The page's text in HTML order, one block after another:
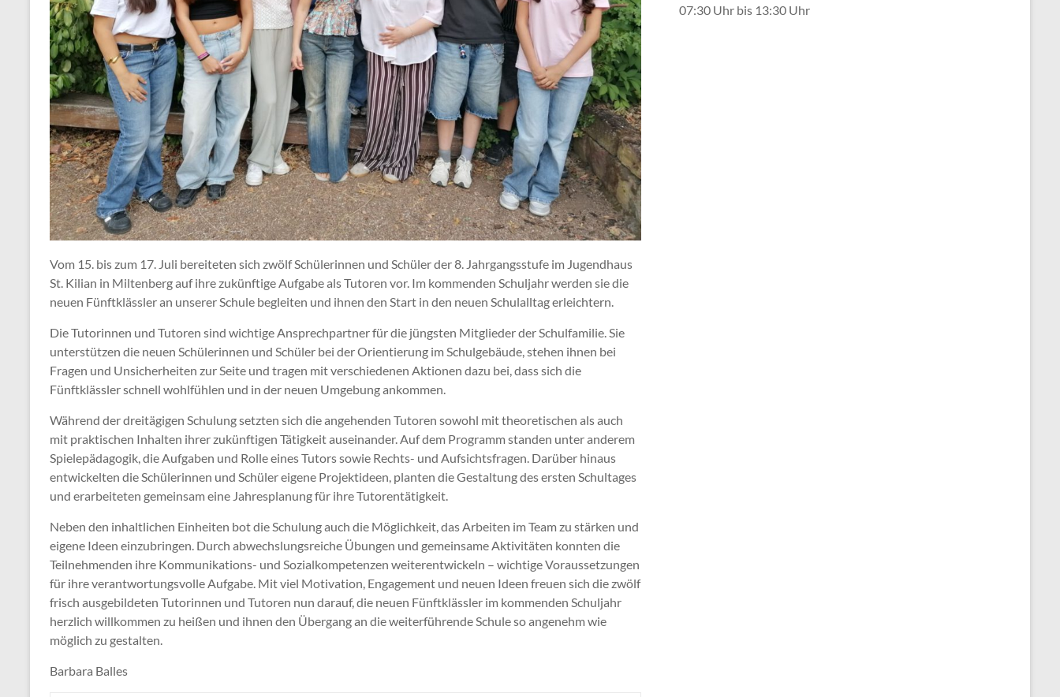
Vom 15. bis zum 17. Juli bereiteten sich zwölf Schülerinnen und Schüler der 8. Jahrgangsstufe im Jugendhaus
St. Kilian in Miltenberg auf ihre zukünftige Aufgabe als Tutoren vor. Im kommenden Schuljahr werden sie die
neuen Fünftklässler an unserer Schule begleiten und ihnen den Start in den neuen Schulalltag erleichtern.
Die Tutorinnen und Tutoren sind wichtige Ansprechpartner für die jüngsten Mitglieder der Schulfamilie. Sie
unterstützen die neuen Schülerinnen und Schüler bei der Orientierung im Schulgebäude, stehen ihnen bei
Fragen und Unsicherheiten zur Seite und tragen mit verschiedenen Aktionen dazu bei, dass sich die
Fünftklässler schnell wohlfühlen und in der neuen Umgebung ankommen.
Während der dreitägigen Schulung setzten sich die angehenden Tutoren sowohl mit theoretischen als auch
mit praktischen Inhalten ihrer zukünftigen Tätigkeit auseinander. Auf dem Programm standen unter anderem
Spielepädagogik, die Aufgaben und Rolle eines Tutors sowie Rechts- und Aufsichtsfragen. Darüber hinaus
entwickelten die Schülerinnen und Schüler eigene Projektideen, planten die Gestaltung des ersten Schultages
und erarbeiteten gemeinsam eine Jahresplanung für ihre Tutorentätigkeit.
Neben den inhaltlichen Einheiten bot die Schulung auch die Möglichkeit, das Arbeiten im Team zu stärken und
eigene Ideen einzubringen. Durch abwechslungsreiche Übungen und gemeinsame Aktivitäten konnten die
Teilnehmenden ihre Kommunikations- und Sozialkompetenzen weiterentwickeln – wichtige Voraussetzungen
für ihre verantwortungsvolle Aufgabe. Mit viel Motivation, Engagement und neuen Ideen freuen sich die zwölf
frisch ausgebildeten Tutorinnen und Tutoren nun darauf, die neuen Fünftklässler im kommenden Schuljahr
herzlich willkommen zu heißen und ihnen den Übergang an die weiterführende Schule so angenehm wie
möglich zu gestalten.
Barbara Balles
07:30 Uhr bis 13:30 Uhr